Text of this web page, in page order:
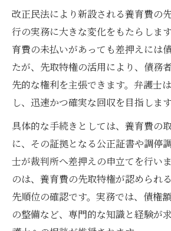
改正民法により新設される養育費の
行の実務に大きな変化をもたらしま
育費の未払いがあっても差押えには
たが、先取特権の活用により、債務
先的な権利を主張できます。弁護士
し、迅速かつ確実な回収を目指します
具体的な手続きとしては、養育費の
に、その証拠となる公正証書や調停
士が裁判所へ差押えの申立てを行い
のは、養育費の先取特権が認められ
先順位の確認です。実務では、債権
の整備など、専門的な知識と経験が